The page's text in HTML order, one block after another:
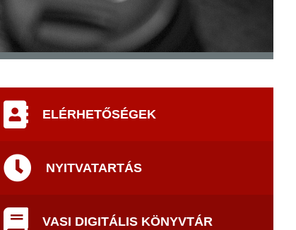
ELÉRHETŐSÉGEK
NYITVATARTÁS
VASI DIGITÁLIS KÖNYVTÁR